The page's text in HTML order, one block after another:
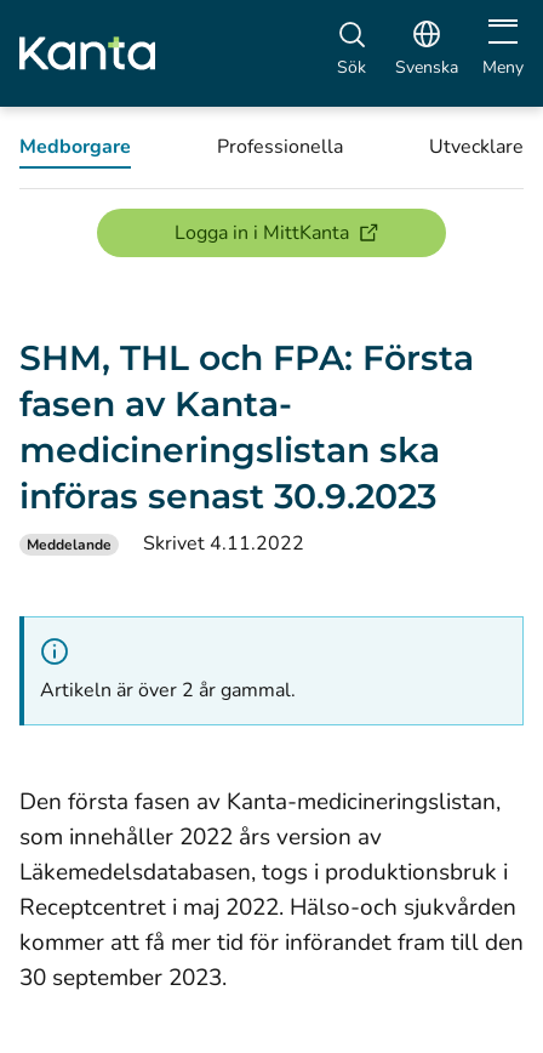
Sök Svenska Öppna
Meny
Medborgare Professionella Utvecklare
Logga in i MittKanta(öppnas i ett nytt
SHM, THL och FPA: Första
fasen av Kanta-
medicineringslistan ska
införas senast 30.9.2023
Meddelande Skrivet 4.11.2022
Artikeln är över 2 år gammal.
Den första fasen av Kanta-medicineringslistan,
som innehåller 2022 års version av
Läkemedelsdatabasen, togs i produktionsbruk i
Receptcentret i maj 2022. Hälso-och sjukvården
kommer att få mer tid för införandet fram till den
30 september 2023.